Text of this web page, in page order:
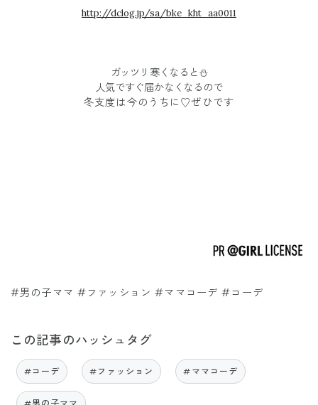
http://dclog.jp/sa/bke_kht_aa0011
ガッツリ寒くなると⛄️
人気ですぐ届かなくなるので
冬支度は今のうちに♡ぜひです
#男の子ママ #ファッション #ママコーデ #コーデ
この記事のハッシュタグ
#コーデ #ファッション #ママコーデ